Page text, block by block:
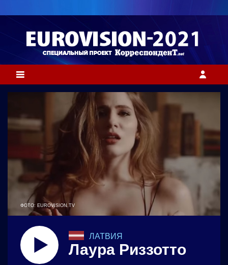
ФОТО: EUROVISION.TV
ЛАТВИЯ
Лаура Риззотто